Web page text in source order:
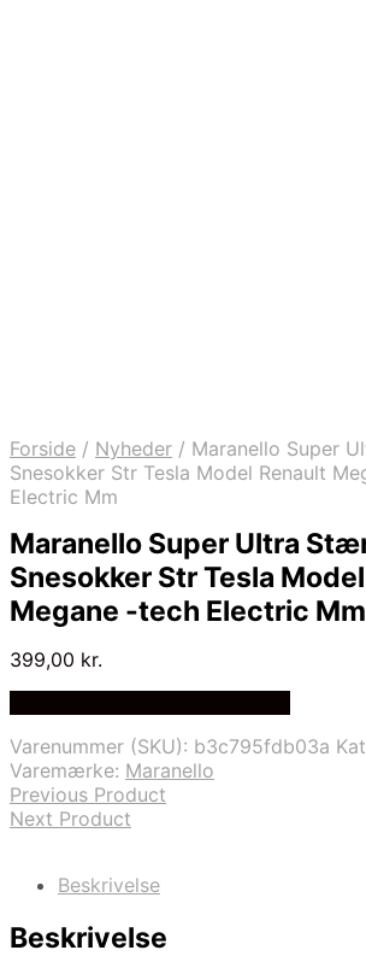
Forside / Nyheder / Maranello Super
Snesokker Str Tesla Model Renault
Electric Mm
Maranello Super Ultra
Snesokker Str Tesla
Megane -tech Electric Mm
399,00 kr.
Varenummer (SKU): b3c795fdb03a
Varemærke: Maranello
Previous Product
Next Product
Beskrivelse
Beskrivelse